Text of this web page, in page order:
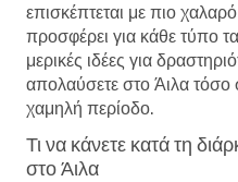
επισκέπτεται με πιο
προσφέρει για κάθε τύπο
μερικές ιδέες για
απολαύσετε στο Άιλα
χαμηλή περίοδο.
Τι να κάνετε κατά τη
στο Άιλα